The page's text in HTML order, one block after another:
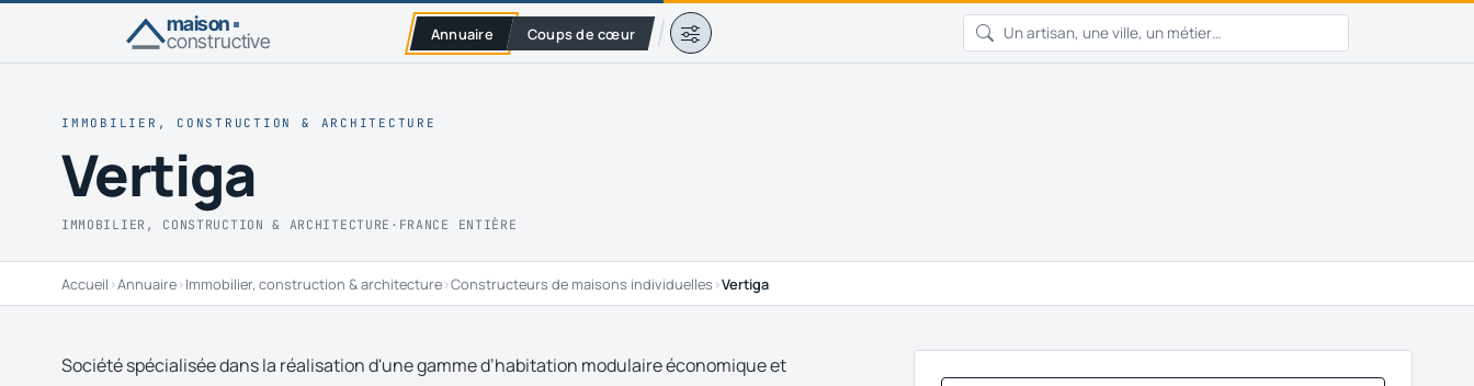
maison
constructive Annuaire Coups de cœur
IMMOBILIER, CONSTRUCTION & ARCHITECTURE
Vertiga
IMMOBILIER, CONSTRUCTION & ARCHITECTURE · FRANCE ENTIÈRE
Accueil ›Annuaire›Immobilier, construction & architecture›Constructeurs de maisons individuelles ›Vertiga
Société spécialisée dans la réalisation d'une gamme d’habitation modulaire économique et